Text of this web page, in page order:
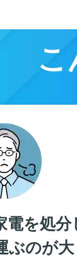
こ
電を処分
ぶのが大